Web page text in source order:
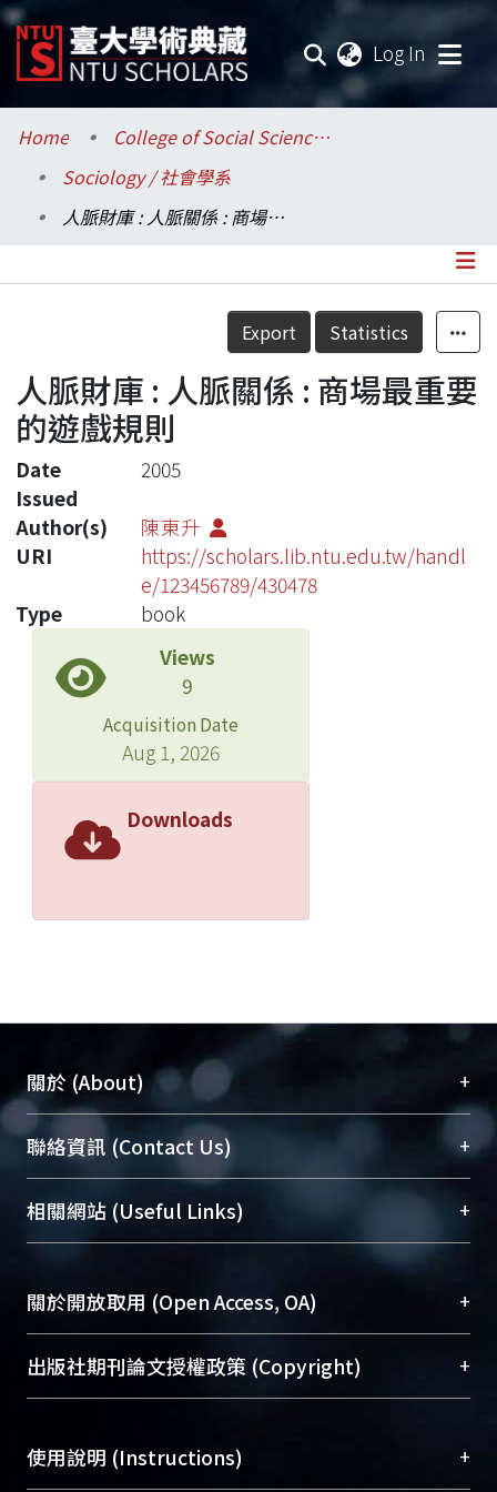
Log In
Communities & Collections
Research Outputs
Statistics
Home
College of Social Sciences / 社會科學院
Sociology / 社會學系
人脈財庫 : 人脈關係 : 商場最重要的遊戲規則
Details
Export Statistics
人脈財庫 : 人脈關係 : 商場最重要
的遊戲規則
Date
Issued
2005
Author(s)
陳東升
URI
https://scholars.lib.ntu.edu.tw/handl
e/123456789/430478
Type
book
Views
9
Acquisition Date
Aug 1, 2026
Downloads
關於 (About) +
臺大位居世界頂尖大學之列，為永久珍藏及向國際
展現本校豐碩的研究成果及學術能量，圖書館整合
機構典藏（NTUR）與學術庫（AH）不同功能平
台，成為臺大學術典藏NTU scholars。期能整合研
究能量、促進交流合作、保存學術產出、推廣研究
成果。
To permanently archive and promote researcher
profiles and scholarly works, Library integrates the
services of “NTU Repository” with “Academic
聯絡資訊 (Contact Us) +
總館學科館員(Main Library)
醫學圖書館學科館員(Medical Library)
(Social
Sciences Library)
相關網站 (Useful Links) +
關於開放取用 (Open Access, OA) +
開放取用是從使用者角度提升資訊取用性的社會運
動，應用在學術研究上是透過將研究著作公開供使
用逐年攀升。同時可加速研究發展、提升研究影響
出版社期刊論文授權政策 (Copyright) +
含部分內容的版權非匯入者所有，或由第三方贊
使用說明 (Instructions) +